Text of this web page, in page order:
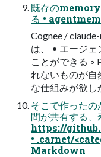
既存のmemory
る •
Cognee /
は、 • エージ
ことができる ◦
れないものが自
な仕組みが欲し
そこで作った
間が共有する
https://
• .carnet/
Markdown